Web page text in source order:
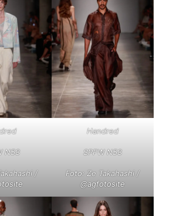
N58
/
Handred
SPFW N58
Foto: Ze Takahashi /
@agfotosite